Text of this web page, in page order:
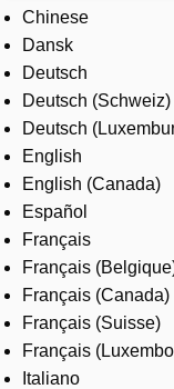
Industries
Services
About us
Where to buy
Contact us
Careers
Chinese
Dansk
Deutsch
Deutsch (Schweiz)
Deutsch
English
English (Canada)
Español
Français
Français
Français (Canada)
Français (Suisse)
Français
Italiano